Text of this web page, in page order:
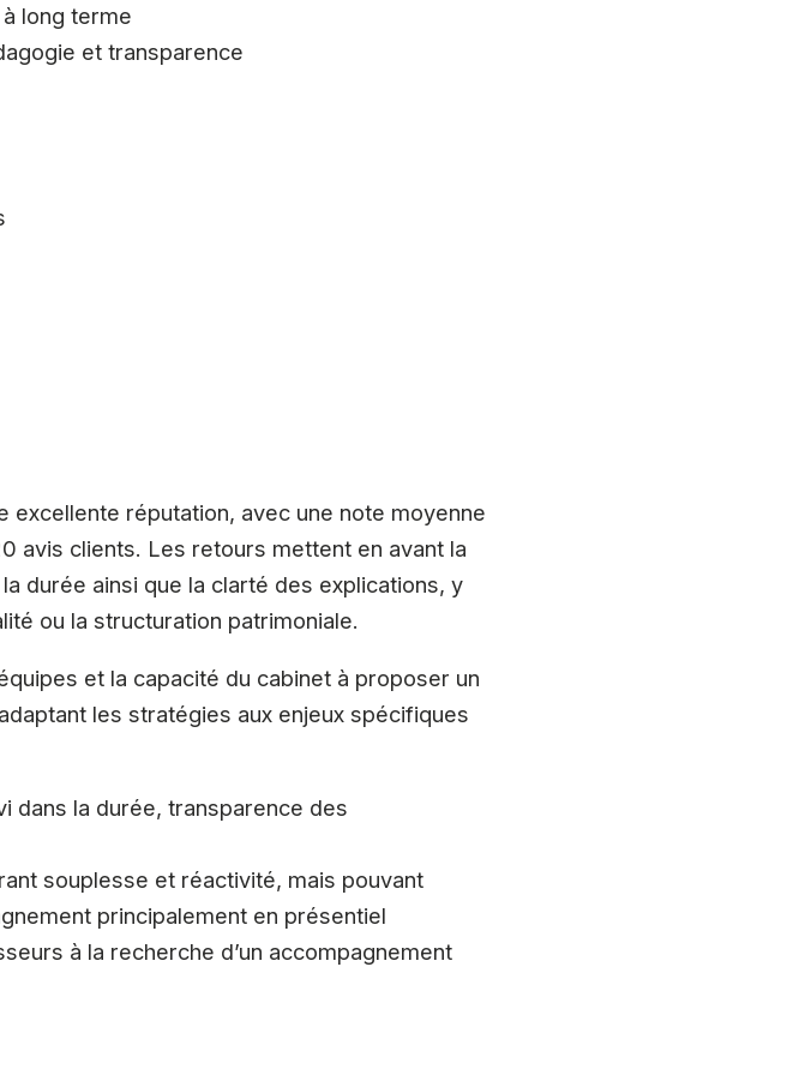
long terme
et transparence
excellente réputation, avec une note moyenne
avis clients. Les retours mettent en avant la
durée ainsi que la clarté des explications, y
ou la structuration patrimoniale.
et la capacité du cabinet à proposer un
les stratégies aux enjeux spécifiques
dans la durée, transparence des
souplesse et réactivité, mais pouvant
principalement en présentiel
à la recherche d’un accompagnement